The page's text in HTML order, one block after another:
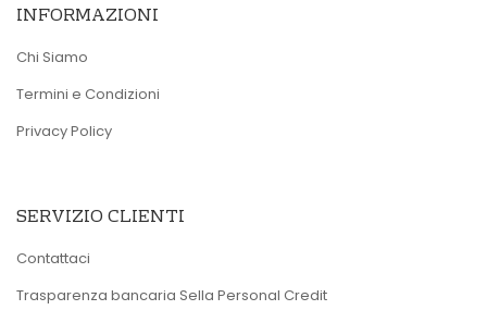
INFORMAZIONI
Chi Siamo
Termini e Condizioni
Privacy Policy
SERVIZIO CLIENTI
Contattaci
Trasparenza bancaria Sella Personal Credit